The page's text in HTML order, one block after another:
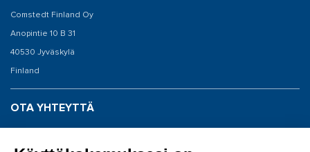
Comstedt Finland Oy
Anopintie 10 B 31
40530 Jyväskylä
Finland
OTA YHTEYTTÄ